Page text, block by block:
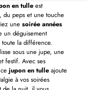
en tulleest
du peps et une touche
une soirée années
un déguisement
la différence.
sous une jupe, une
festif. Avec ses
jupon en tulleajoute
à vos soirées